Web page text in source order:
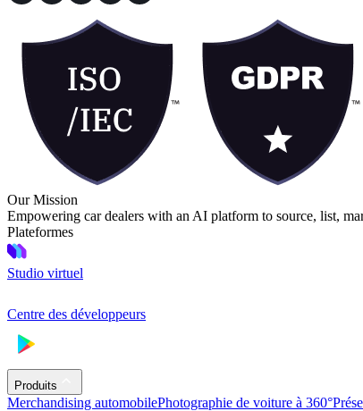
Our Mission
Empowering car dealers with an AI platform to source, list,
Plateformes
Studio virtuel
Centre des développeurs
Produits
Merchandising automobilePhotographie de voiture à 360°